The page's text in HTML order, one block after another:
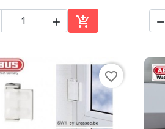
 
Ajouter au panier

favorite_border